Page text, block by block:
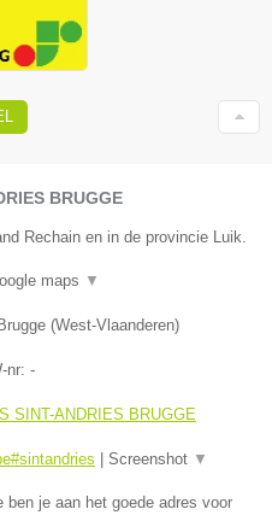
BRUGGE
Rechain en in de provincie Luik.
maps ▼
Brugge (West-Vlaanderen)
nr: -
SINT-ANDRIES BRUGGE
Screenshot ▼
je aan het goede adres voor